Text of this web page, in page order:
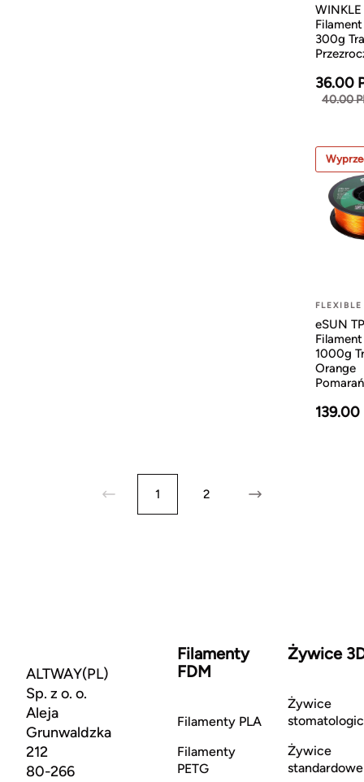
300g
36.00
40.00
FLEXIBLE
eSUN
1000g
Orange
139.00
1 2
ALTWAY(PL)
Sp. z o. o.
Aleja
Grunwaldzka
212
80-266
Filamenty
FDM
Filamenty PLA
Filamenty
PETG
Żywice
Żywice
Żywice
standardowe